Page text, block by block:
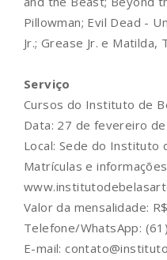
Pillowman; Evil Dead -
Jr.; Grease Jr. e Matilda,
Serviço
Cursos do Instituto de
Data: 27 de fevereiro
Local: Sede do Instituto
Matrículas e
Valor da mensalidade:
Telefone/WhatsApp:
E-mail: